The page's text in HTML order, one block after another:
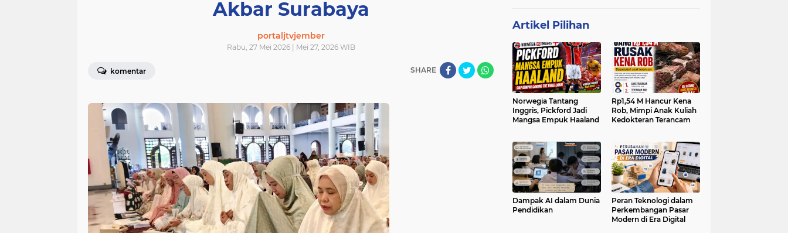
Akbar Surabaya
portaljtvjember
Rabu, 27 Mei 2026 | Mei 27, 2026 WIB
komentar SHARE
Artikel Pilihan
Norwegia Tantang
Inggris, Pickford Jadi
Mangsa Empuk Haaland
Rp1,54 M Hancur Kena
Rob, Mimpi Anak Kuliah
Kedokteran Terancam
Dampak AI dalam Dunia
Pendidikan
Peran Teknologi dalam
Perkembangan Pasar
Modern di Era Digital